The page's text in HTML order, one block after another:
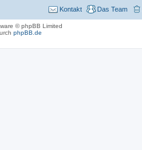
Das Team
Kontakt
© phpBB Limited
phpBB.de